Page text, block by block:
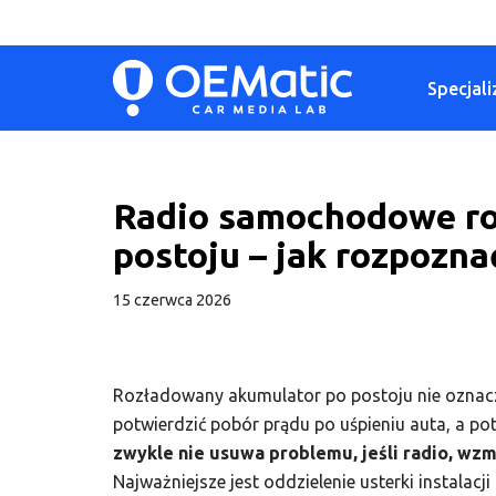
Radio samochodowe
postoju – jak
15 czerwca 2026
Rozładowany akumulator po postoju nie
potwierdzić pobór prądu po uśpieniu auta, a
zwykle nie usuwa problemu, jeśli radio,
Najważniejsze jest oddzielenie usterki